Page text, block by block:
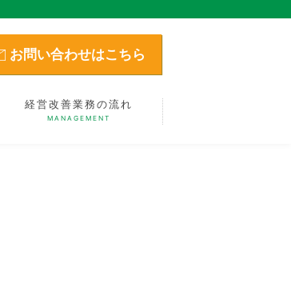
お問い合わせはこちら
経営改善業務の流れ
MANAGEMENT